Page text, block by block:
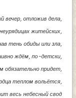
вечер, отложив дела,
житейских,
тень обиды или зла,
ждём, по-детски,
обязательно придет,
теплом вольётся,
весь небесный свод